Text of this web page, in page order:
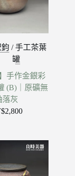
/手工茶葉
罐
手作金銀彩
(B)｜原礦無
落灰
2,800